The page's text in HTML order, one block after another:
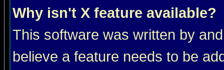
Why isn't X feature available?
This software was written by
believe a feature needs to be